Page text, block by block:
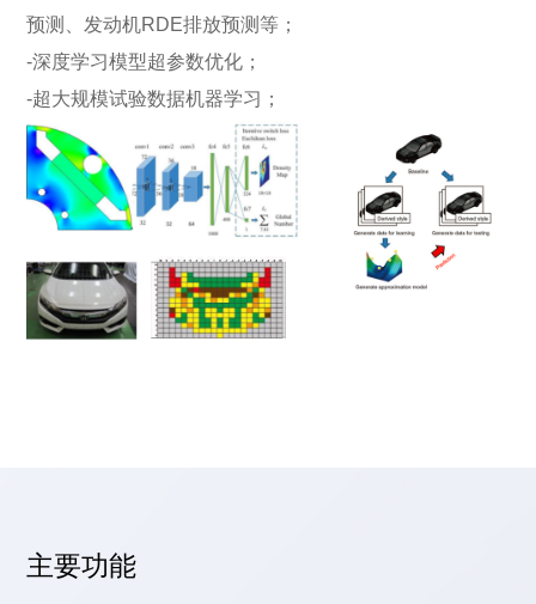
预测、发动机RDE排放预测等；
-深度学习模型超参数优化；
-超大规模试验数据机器学习；
主要功能